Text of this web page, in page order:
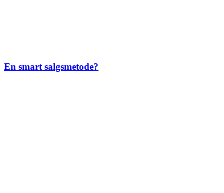
En smart salgsmetode?